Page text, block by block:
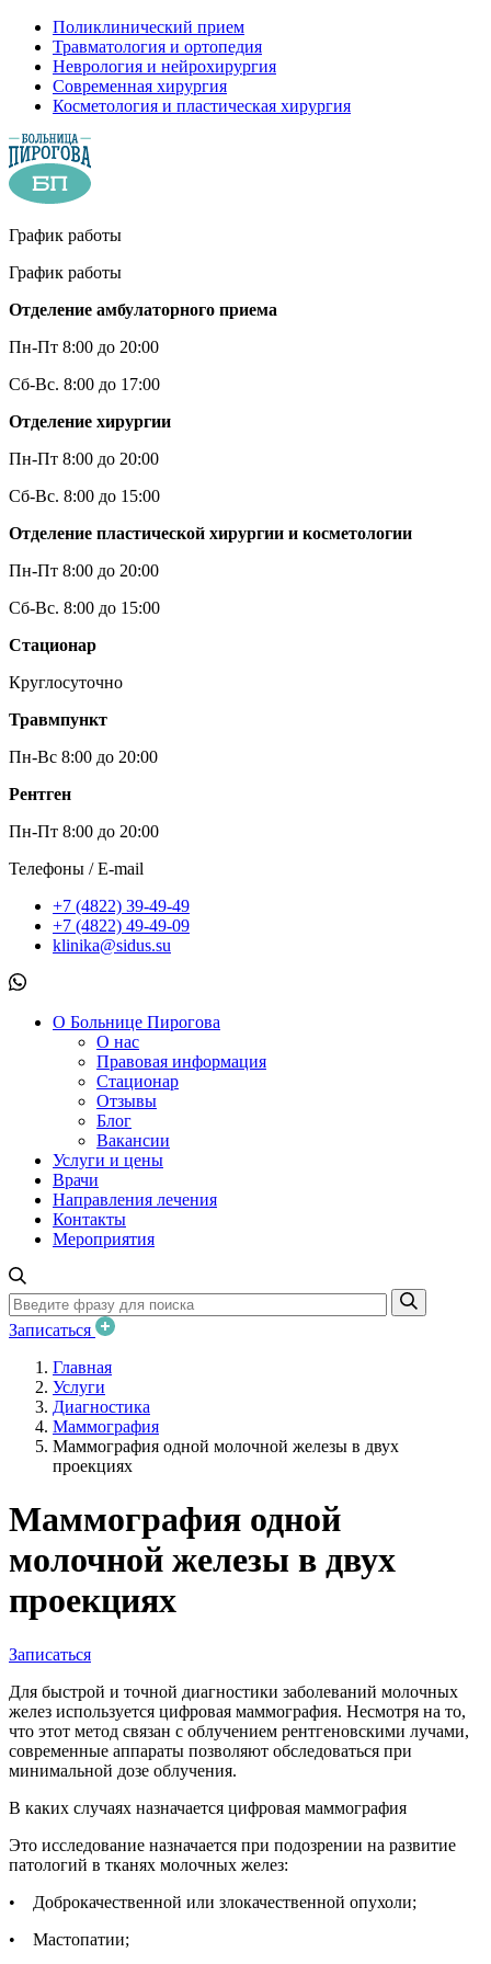
Поликлинический прием
Травматология и ортопедия
Неврология и нейрохирургия
Современная хирургия
Косметология и пластическая хирургия
График работы
График работы
Отделение амбулаторного приема
Пн-Пт 8:00 до 20:00
Сб-Вс. 8:00 до 17:00
Отделение хирургии
Пн-Пт 8:00 до 20:00
Сб-Вс. 8:00 до 15:00
Отделение пластической хирургии и косметологии
Пн-Пт 8:00 до 20:00
Сб-Вс. 8:00 до 15:00
Стационар
Круглосуточно
Травмпункт
Пн-Вс 8:00 до 20:00
Рентген
Пн-Пт 8:00 до 20:00
Телефоны / E-mail
+7 (4822) 39-49-49
+7 (4822) 49-49-09
klinika@sidus.su
О Больнице Пирогова
О нас
Правовая информация
Стационар
Отзывы
Блог
Вакансии
Услуги и цены
Врачи
Направления лечения
Контакты
Мероприятия
Записаться
Главная
Услуги
Диагностика
Маммография
Маммография одной молочной железы в двух
проекциях
Маммография одной
молочной железы в двух
проекциях
Записаться
Для быстрой и точной диагностики заболеваний молочных
желез используется цифровая маммография. Несмотря на то,
что этот метод связан с облучением рентгеновскими лучами,
современные аппараты позволяют обследоваться при
минимальной дозе облучения.
В каких случаях назначается цифровая маммография
Это исследование назначается при подозрении на развитие
патологий в тканях молочных желез:
• Доброкачественной или злокачественной опухоли;
• Мастопатии;